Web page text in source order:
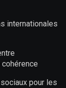
internationales
pour les